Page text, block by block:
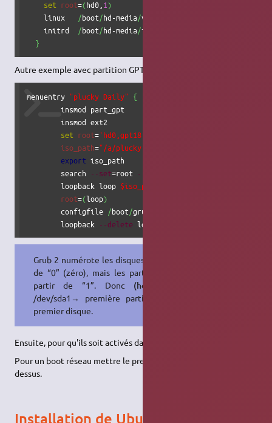
set root=(hd0,1)
    linux
/boot/hd-media/vmlinuz
    initrd
/boot/hd-media/initrd.gz
}
Autre exemple avec partition GPT contenant plusieurs ISO.
menuentry "plucky Daily" {
        insmod part_gpt
	insmod ext2
set root='hd0,gpt18'
iso_path="/a/plucky-desktop-amd64.iso"
export iso_path
	search
--set=root --file
	loopback loop
$iso_path
root=(loop)
	configfile
/boot/grub
	loopback
--delete loop
Grub 2 numérote les disques à partir
de “0” (zéro), mais les partitions à
partir de “1”. Donc (hd0,1)
/dev/sda1→ première partition du
premier disque.
Ensuite, pour qu'ils soit activés dans grub :
Pour un boot réseau mettre le preseed/file comme indiqué ci-
dessus.
Installation de Ubuntu